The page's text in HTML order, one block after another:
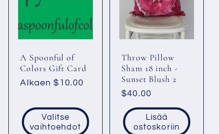
A Spoonful of
Colors Gift Card
Normaalihinta
Alkaen $10.00
Valitse
vaihtoehdot
Throw Pillow
Sham 18 inch -
Sunset Blush 2
Normaalihinta
$40.00
Lisää
ostoskoriin